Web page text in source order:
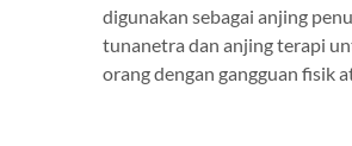
digunakan sebagai anjing
tunanetra dan anjing terapi
orang dengan gangguan fisik